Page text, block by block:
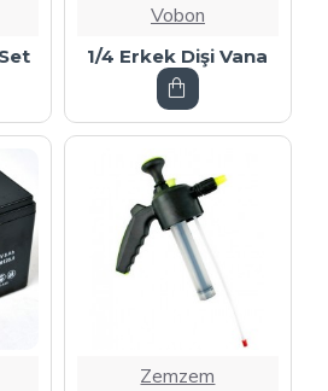
Vobon
1/4 Erkek Dişi Vana
Zemzem